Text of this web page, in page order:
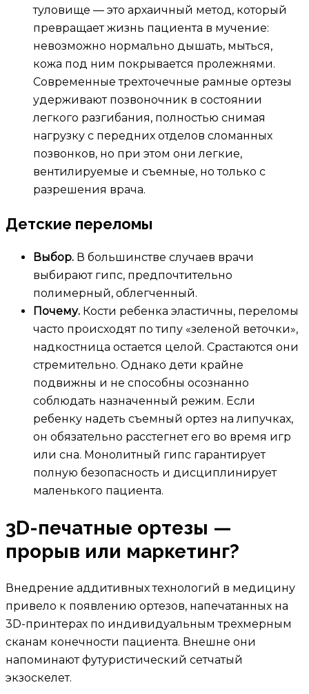
туловище — это архаичный метод, который
превращает жизнь пациента в мучение:
невозможно нормально дышать, мыться,
кожа под ним покрывается пролежнями.
Современные трехточечные рамные ортезы
удерживают позвоночник в состоянии
легкого разгибания, полностью снимая
нагрузку с передних отделов сломанных
позвонков, но при этом они легкие,
вентилируемые и съемные, но только с
разрешения врача.
Детские переломы
Выбор. В большинстве случаев врачи
выбирают гипс, предпочтительно
полимерный, облегченный.
Почему. Кости ребенка эластичны, переломы
часто происходят по типу «зеленой веточки»,
надкостница остается целой. Срастаются они
стремительно. Однако дети крайне
подвижны и не способны осознанно
соблюдать назначенный режим. Если
ребенку надеть съемный ортез на липучках,
он обязательно расстегнет его во время игр
или сна. Монолитный гипс гарантирует
полную безопасность и дисциплинирует
маленького пациента.
3D-печатные ортезы —
прорыв или маркетинг?
Внедрение аддитивных технологий в медицину
привело к появлению ортезов, напечатанных на
3D-принтерах по индивидуальным трехмерным
сканам конечности пациента. Внешне они
напоминают футуристический сетчатый
экзоскелет.